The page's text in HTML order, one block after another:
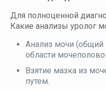
Для полноценной
Какие анализы уролог
Анализ мочи (общий
области
Взятие мазка из
путем.